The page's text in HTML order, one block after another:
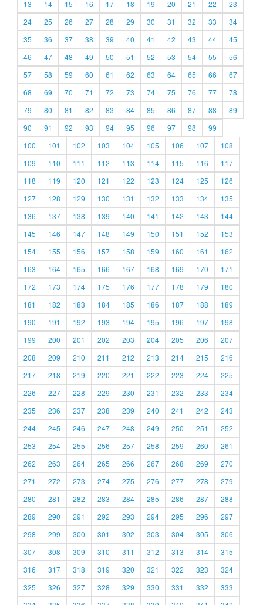
13
14 15 16 17 18 19 20 21 22
23
24
25 26 27 28 29 30 31 32 33
34
35
36 37 38 39 40 41 42 43 44
45
46
47 48 49 50 51 52 53 54 55
56
57
58 59 60 61 62 63 64 65 66
67
68
69 70 71 72 73 74 75 76 77
78
79
80 81 82 83 84 85 86 87 88
89
90
91 92 93 94 95 96 97 98
99
100
101 102 103 104 105 106 107
108
109
110 111 112 113 114 115 116
117
118
119 120 121 122 123 124 125
126
127
128 129 130 131 132 133 134
135
136
137 138 139 140 141 142 143
144
145
146 147 148 149 150 151 152
153
154
155 156 157 158 159 160 161
162
163
164 165 166 167 168 169 170
171
172
173 174 175 176 177 178 179
180
181
182 183 184 185 186 187 188
189
190
191 192 193 194 195 196 197
198
199
200 201 202 203 204 205 206
207
208
209 210 211 212 213 214 215
216
217
218 219 220 221 222 223 224
225
226
227 228 229 230 231 232 233
234
235
236 237 238 239 240 241 242
243
244
245 246 247 248 249 250 251
252
253
254 255 256 257 258 259 260
261
262
263 264 265 266 267 268 269
270
271
272 273 274 275 276 277 278
279
280
281 282 283 284 285 286 287
288
289
290 291 292 293 294 295 296
297
298
299 300 301 302 303 304 305
306
307
308 309 310 311 312 313 314
315
316
317 318 319 320 321 322 323
324
325
326 327 328 329 330 331 332
333